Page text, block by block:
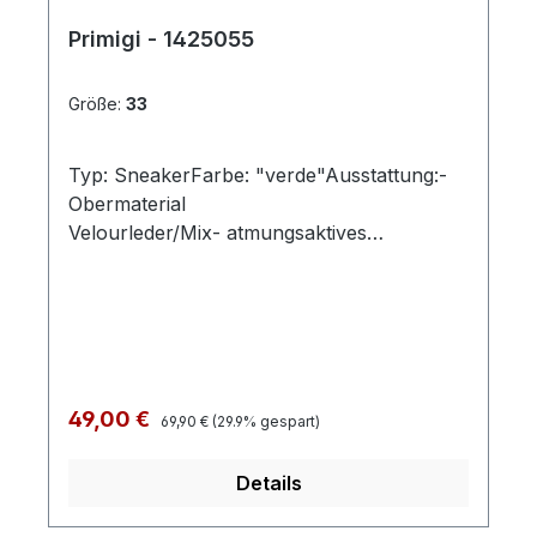
Primigi - 1425055
Größe: 33
Typ: SneakerFarbe: "verde"Ausstattung:-
Obermaterial
Velourleder/Mix- atmungsaktives
Verkaufspreis:
49,00 € Regulärer Preis:
69,90 € (29.9% gespart)
Details